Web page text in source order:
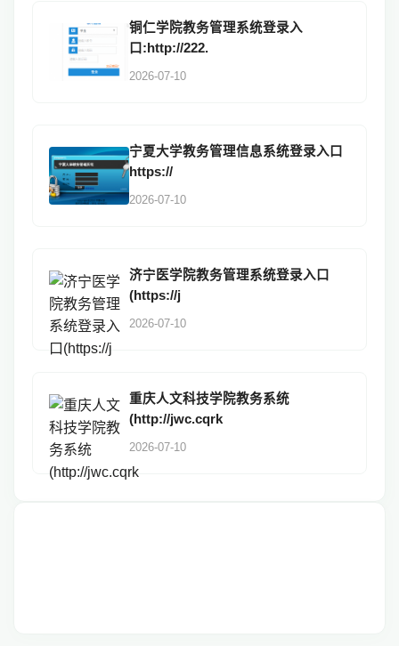
铜仁学院教务管理系统登录入
口:http://222.
2026-07-10
宁夏大学教务管理信息系统登录入口
https://
2026-07-10
济宁医学院教务管理系统登录入口
(https://j
2026-07-10
重庆人文科技学院教务系统
(http://jwc.cqrk
2026-07-10